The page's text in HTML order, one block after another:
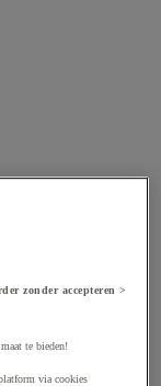
zonder accepteren >
te bieden!
via cookies